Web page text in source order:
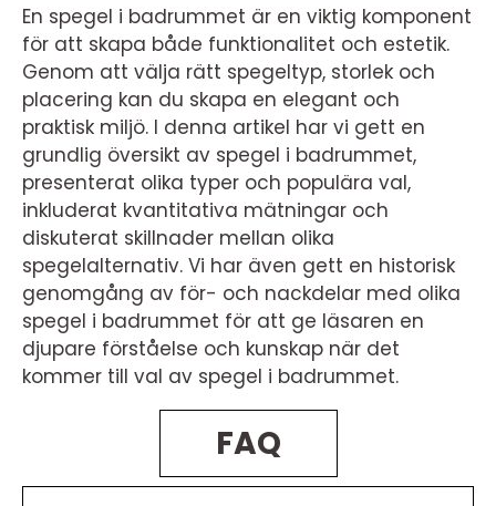
En spegel i badrummet är en viktig komponent
för att skapa både funktionalitet och estetik.
Genom att välja rätt spegeltyp, storlek och
placering kan du skapa en elegant och
praktisk miljö. I denna artikel har vi gett en
grundlig översikt av spegel i badrummet,
presenterat olika typer och populära val,
inkluderat kvantitativa mätningar och
diskuterat skillnader mellan olika
spegelalternativ. Vi har även gett en historisk
genomgång av för- och nackdelar med olika
spegel i badrummet för att ge läsaren en
djupare förståelse och kunskap när det
kommer till val av spegel i badrummet.
FAQ